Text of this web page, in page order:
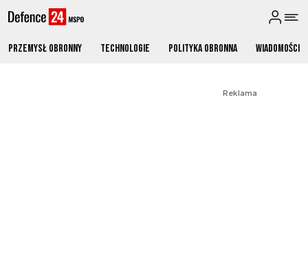
Przemysł obronny Technologie Polityka obronna Wiadomości
Reklama